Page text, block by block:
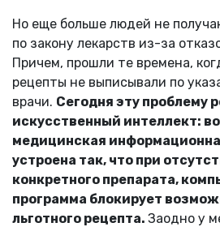
Но еще больше людей не
по закону лекарств из-за
Причем, прошли те времена,
рецепты не выписывали по
врачи. Сегодня эту проблему
искусственный интеллект:
медицинская
устроена так, что при
конкретного препарата,
программа блокирует
льготного рецепта. Заодно у